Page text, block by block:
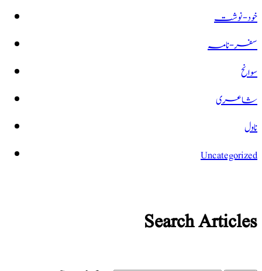
خود-نوشت
سفر-نامہ
سوانح
شاعری
ناول
Uncategorized
Search Articles